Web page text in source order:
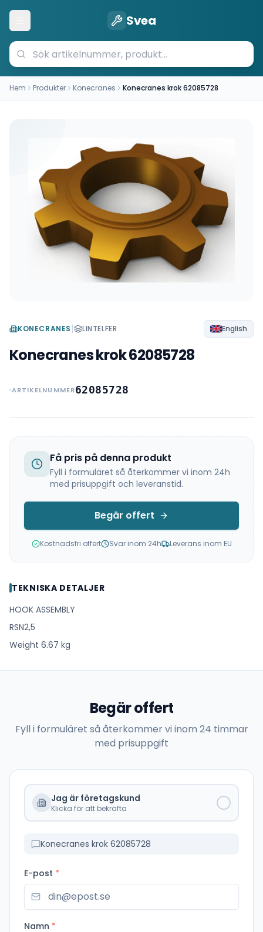
Öppna meny Svea
Hem Produkter Konecranes Konecranes krok 62085728
KONECRANES | LINTELFER English
Konecranes krok 62085728
ARTIKELNUMMER62085728
Få pris på denna produkt
Fyll i formuläret så återkommer vi inom 24h
med prisuppgift och leveranstid.
Begär offert
Kostnadsfri offert Svar inom 24h Leverans inom EU
TEKNISKA DETALJER
HOOK ASSEMBLY
RSN2,5
Weight 6.67 kg
Begär offert
Fyll i formuläret så återkommer vi inom 24 timmar
med prisuppgift
Jag är företagskund
Klicka för att bekräfta
Konecranes krok 62085728
E-post *
Namn *